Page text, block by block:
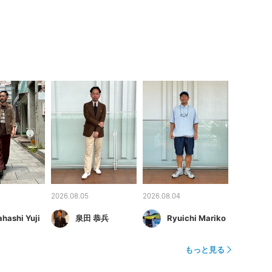
Yuji
2026.08.05
泉田 恭兵
2026.08.04
Ryuichi Mariko
もっと見る